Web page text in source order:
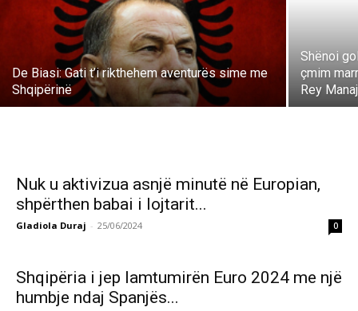
De Biasi: Gati t’i rikthehem aventurës sime me
Shqipërinë
Shënoi
çmim
Rey Manaj
Nuk u aktivizua asnjë minutë në Europian,
shpërthen babai i lojtarit...
Gladiola Duraj - 25/06/2024 0
Shqipëria i jep lamtumirën Euro 2024 me një
humbje ndaj Spanjës...